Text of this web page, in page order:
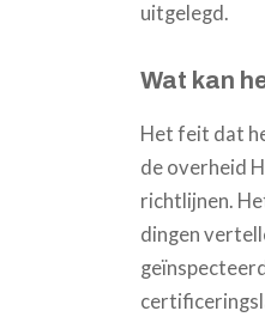
uitgelegd.
Wat kan
Het feit dat
de overheid
richtlijnen.
dingen